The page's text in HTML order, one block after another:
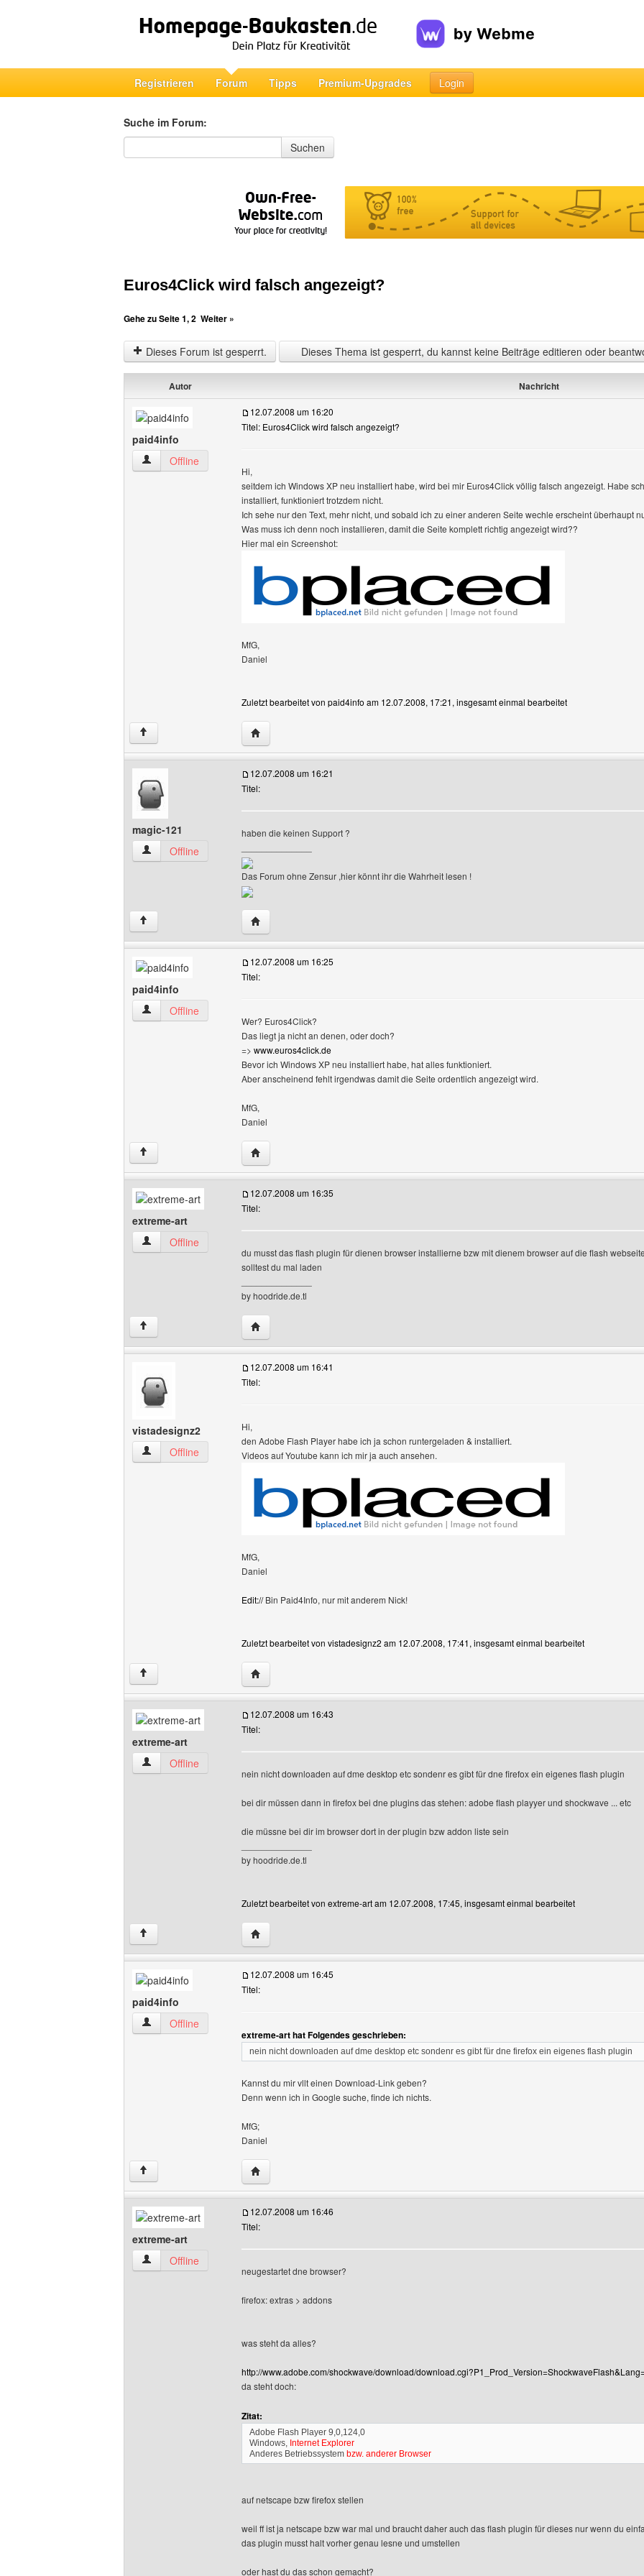
Registrieren Forum Tipps Premium-Upgrades Login
Suche im Forum:
Suche im Forum
Suchen
Euros4Click wird falsch angezeigt?
Gehe zu Seite1,2 Weiter »
Dieses Forum ist gesperrt. Dieses Thema ist gesperrt, du kannst keine Beiträge editieren oder
Autor Nachricht
paid4info
paid4info Benutzer-Profile anzeigen
Offline
12.07.2008 um 16:20
Titel: Euros4Click wird falsch angezeigt?
Hi,
seitdem ich Windows XP neu installiert habe, wird bei mir Euros4Click völlig falsch angezeigt. Habe
installiert, funktioniert trotzdem nicht.
Ich sehe nur den Text, mehr nicht, und sobald ich zu einer anderen Seite wechle erscheint überhaupt
Was muss ich denn noch installieren, damit die Seite komplett richtig angezeigt wird??
Hier mal ein Screenshot:
MfG,
Daniel
Zuletzt bearbeitet von paid4info am 12.07.2008, 17:21, insgesamt einmal bearbeitet
↑ Website dieses Benutzers besuchen: paid4info
magic-121
magic-121 Benutzer-Profile anzeigen
Offline
12.07.2008 um 16:21
Titel:
haben die keinen Support ?
Das Forum ohne Zensur ,hier könnt ihr die Wahrheit lesen !
↑ Website dieses Benutzers besuchen: magic-121
paid4info
paid4info Benutzer-Profile anzeigen
Offline
12.07.2008 um 16:25
Titel:
Wer? Euros4Click?
Das liegt ja nicht an denen, oder doch?
=> www.euros4click.de
Bevor ich Windows XP neu installiert habe, hat alles funktioniert.
Aber anscheinend fehlt irgendwas damit die Seite ordentlich angezeigt wird.
MfG,
Daniel
↑ Website dieses Benutzers besuchen: paid4info
extreme-art
extreme-art Benutzer-Profile anzeigen
Offline
12.07.2008 um 16:35
Titel:
du musst das flash plugin für dienen browser installierne bzw mit dienem browser auf die flash
solltest du mal laden
by hoodride.de.tl
↑ Website dieses Benutzers besuchen: extreme-art
vistadesignz2
vistadesignz2 Benutzer-Profile anzeigen
Offline
12.07.2008 um 16:41
Titel:
Hi,
den Adobe Flash Player habe ich ja schon runtergeladen & installiert.
Videos auf Youtube kann ich mir ja auch ansehen.
MfG,
Daniel
Edit://Bin Paid4Info, nur mit anderem Nick!
Zuletzt bearbeitet von vistadesignz2 am 12.07.2008, 17:41, insgesamt einmal bearbeitet
↑ Website dieses Benutzers besuchen: vistadesignz2
extreme-art
extreme-art Benutzer-Profile anzeigen
Offline
12.07.2008 um 16:43
Titel:
nein nicht downloaden auf dme desktop etc sondenr es gibt für dne firefox ein eigenes flash plugin
bei dir müssen dann in firefox bei dne plugins das stehen: adobe flash playyer und shockwave ... etc
die müssne bei dir im browser dort in der plugin bzw addon liste sein
by hoodride.de.tl
Zuletzt bearbeitet von extreme-art am 12.07.2008, 17:45, insgesamt einmal bearbeitet
↑ Website dieses Benutzers besuchen: extreme-art
paid4info
paid4info Benutzer-Profile anzeigen
Offline
12.07.2008 um 16:45
Titel:
extreme-art hat Folgendes geschrieben:
nein nicht downloaden auf dme desktop etc sondenr es gibt für dne firefox ein eigenes flash plugin
Kannst du mir vllt einen Download-Link geben?
Denn wenn ich in Google suche, finde ich nichts.
MfG;
Daniel
↑ Website dieses Benutzers besuchen: paid4info
extreme-art
extreme-art Benutzer-Profile anzeigen
Offline
12.07.2008 um 16:46
Titel:
neugestartet dne browser?
firefox: extras > addons
was steht da alles?
http://www.adobe.com/shockwave/download/
da steht doch:
Zitat:
Adobe Flash Player 9,0,124,0
Windows, Internet Explorer
Anderes Betriebssystem bzw. anderer Browser
auf netscape bzw firefox stellen
weil ff ist ja netscape bzw war mal und braucht daher auch das flash plugin für dieses nur wenn du
das plugin musst halt vorher genau lesne und umstellen
oder hast du das schon gemacht?